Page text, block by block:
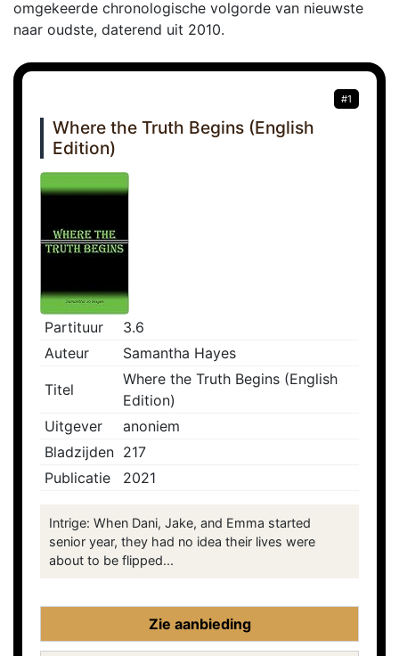
omgekeerde chronologische volgorde van nieuwste
naar oudste, daterend uit 2010.
#1
Where the Truth Begins (English
Edition)
Partituur
3.6
Auteur
Samantha Hayes
Titel
Where the Truth Begins (English
Edition)
Uitgever
anoniem
Bladzijden 217
Publicatie
2021
Intrige: When Dani, Jake, and Emma started
senior year, they had no idea their lives were
about to be flipped...
Zie aanbieding